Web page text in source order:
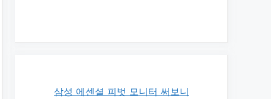
삼성 에센셜 피벗 모니터 써보니